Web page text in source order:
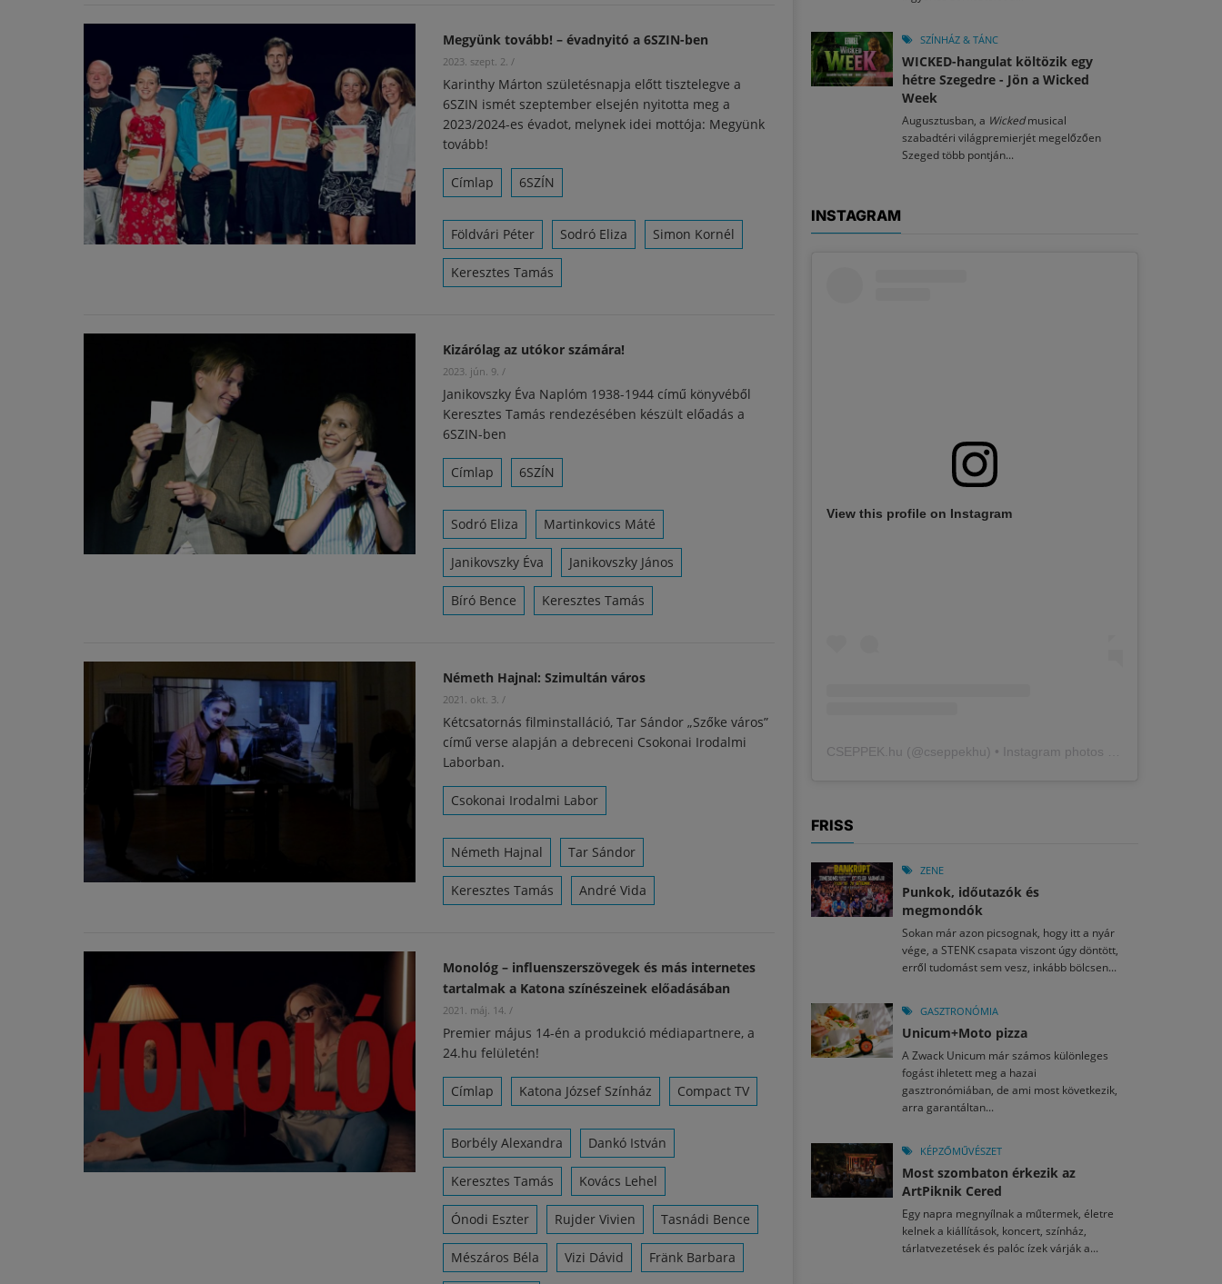
Megyünk tovább! – évadnyitó a 6SZIN-ben
2023. szept. 2. /
Karinthy Márton születésnapja előtt tisztelegve a
6SZIN ismét szeptember elsején nyitotta meg a
2023/2024-es évadot, melynek idei mottója: Megyünk
tovább!
Címlap 6SZÍN
Földvári Péter Sodró Eliza Simon Kornél
Keresztes Tamás
Kizárólag az utókor számára!
2023. jún. 9. /
Janikovszky Éva Naplóm 1938-1944 című könyvéből
Keresztes Tamás rendezésében készült előadás a
6SZIN-ben
Címlap 6SZÍN
Sodró Eliza Martinkovics Máté
Janikovszky Éva Janikovszky János
Bíró Bence Keresztes Tamás
Németh Hajnal: Szimultán város
2021. okt. 3. /
Kétcsatornás filminstalláció, Tar Sándor „Szőke város”
című verse alapján a debreceni Csokonai Irodalmi
Laborban.
Csokonai Irodalmi Labor
Németh Hajnal Tar Sándor
Keresztes Tamás André Vida
Monológ – influenszerszövegek és más internetes
tartalmak a Katona színészeinek előadásában
2021. máj. 14. /
Premier május 14-én a produkció médiapartnere, a
24.hu felületén!
Címlap Katona József Színház Compact TV
Borbély Alexandra Dankó István
Keresztes Tamás Kovács Lehel
Ónodi Eszter Rujder Vivien Tasnádi Bence
Mészáros Béla Vizi Dávid Fränk Barbara
SZÍNHÁZ & TÁNC
WICKED-hangulat költözik egy
hétre Szegedre - Jön a Wicked
Week
Augusztusban, a Wickedmusical
szabadtéri világpremierjét megelőzően
Szeged több pontján...
INSTAGRAM
View this profile on Instagram
CSEPPEK.hu (@cseppekhu ) • Instagram photos and videos
FRISS
ZENE
Punkok, időutazók és
megmondók
Sokan már azon picsognak, hogy itt a nyár
vége, a STENK csapata viszont úgy döntött,
erről tudomást sem vesz, inkább bölcsen...
GASZTRONÓMIA
Unicum+Moto pizza
A Zwack Unicum már számos különleges
fogást ihletett meg a hazai
gasztronómiában, de ami most következik,
arra garantáltan...
KÉPZŐMŰVÉSZET
Most szombaton érkezik az
ArtPiknik Cered
Egy napra megnyílnak a műtermek, életre
kelnek a kiállítások, koncert, színház,
tárlatvezetések és palóc ízek várják a...